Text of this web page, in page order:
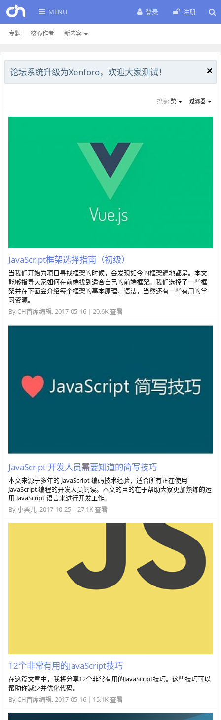
MENU
专题 核心作者 新内容
登录 注册
论坛系统升级为Xenforo，欢迎大家测试！
排序: 赞 过滤器
JavaScript框架选择指南（初级）
当我们开始为项目寻找框架的时候，会发现如今的框架遍地都是。本文
能够指导大家如何在前端找到适合自己的前端框架。我们选择了一些框
架并在下面会介绍每个框架的基本原理，语法，当然还有一些有用的学
习资源。
By CH首席编辑, 2017-05-16 | 20.6K 查看
JavaScript 开发人员需要知道的简写技巧
本文来源于多年的 JavaScript 编码技术经验，适合所有正在使用
JavaScript 编程的开发人员阅读。本文的目的在于帮助大家更加熟练的运
用 JavaScript 语言来进行开发工作。
By小栗儿, 2017-10-25 | 27.1K 查看
12个非常有用的JavaScript技巧
在这篇文章中，我将分享12个非常有用的JavaScript技巧。这些技巧可以
帮助你减少并优化代码。
By CH首席编辑, 2017-05-16 | 15.1K 查看